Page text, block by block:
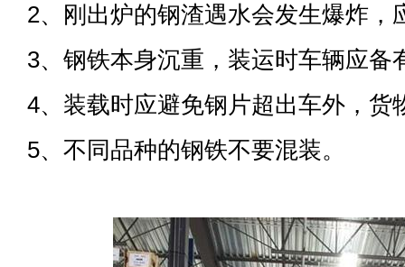
2、刚出炉的钢渣遇水会发生爆炸，
3、钢铁本身沉重，装运时车辆应备
4、装载时应避免钢片超出车外，货
5、不同品种的钢铁不要混装。